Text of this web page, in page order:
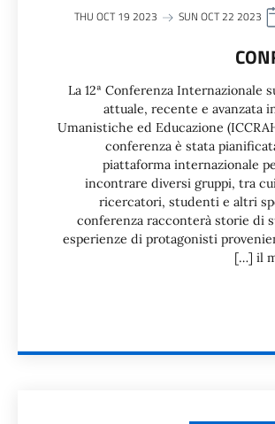
SUN OCT 22 2023
La 12ª Conferenza Internazionale
attuale, recente e avanzata
Umanistiche ed Educazione
conferenza è stata
piattaforma internazionale
incontrare diversi gruppi, tra
ricercatori, studenti e altri
conferenza racconterà storie di
esperienze di protagonisti
il